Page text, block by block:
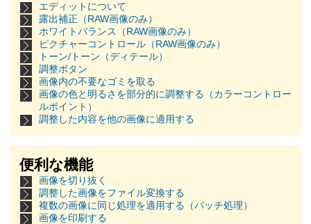
エディットについて
露出補正（RAW画像のみ）
ホワイトバランス（RAW画像のみ）
ピクチャーコントロール（RAW画像のみ）
トーン/トーン（ディテール）
調整ボタン
画像内の不要なゴミを取る
画像の色と明るさを部分的に調整する（カラーコントロー
ルポイント）
調整した内容を他の画像に適用する
便利な機能
画像を切り抜く
調整した画像をファイル変換する
複数の画像に同じ処理を適用する（バッチ処理）
画像を印刷する